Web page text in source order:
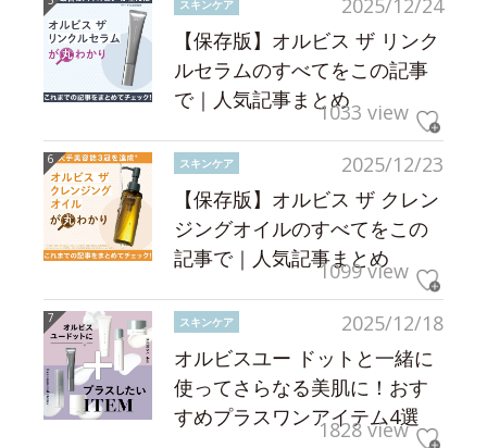
2025/12/24
スキンケア
【保存版】オルビス ザ リンク
ルセラムのすべてをこの記事
で｜人気記事まとめ1033 view
2025/12/23
スキンケア
【保存版】オルビス ザ クレン
ジングオイルのすべてをこの
記事で｜人気記事まとめ
1099 view
2025/12/18
スキンケア
オルビスユー ドットと一緒に
使ってさらなる美肌に！おす
すめプラスワンアイテム4選
1828 view